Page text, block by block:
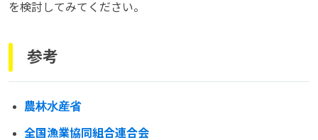
を検討してみてください。
参考
農林水産省
全国漁業協同組合連合会